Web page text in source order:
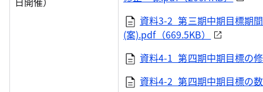
資料3-2_第三期中期目標期
(案).pdf（669.5KB）
資料4-1_第四期中期目標の
資料4-2_第四期中期目標の